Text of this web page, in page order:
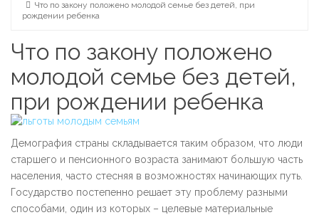
Что по закону положено молодой семье без детей, при
рождении ребенка
Что по закону положено
молодой семье без детей,
при рождении ребенка
Демография страны складывается таким образом, что люди
старшего и пенсионного возраста занимают большую часть
населения, часто стесняя в возможностях начинающих путь.
Государство постепенно решает эту проблему разными
способами, один из которых – целевые материальные